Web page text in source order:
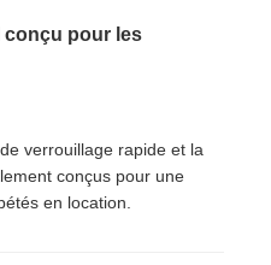
conçu pour les
verrouillage rapide et la
conçus pour une
en location.